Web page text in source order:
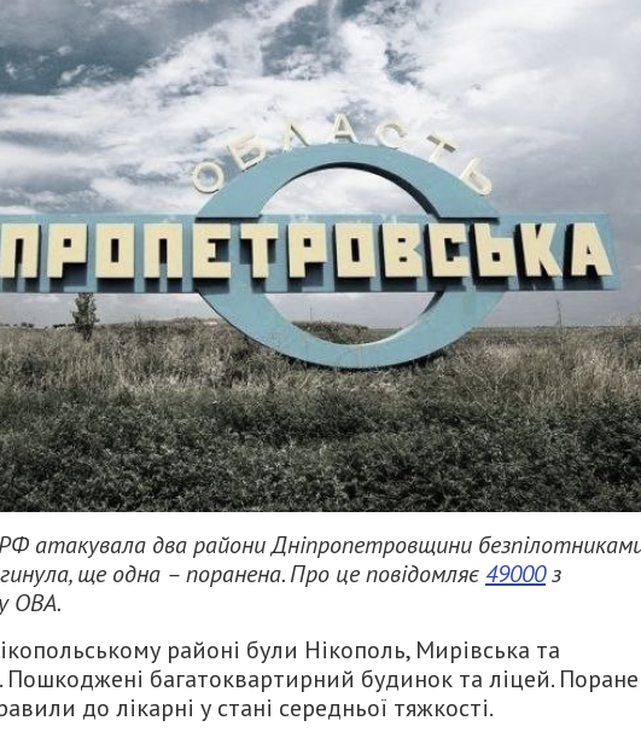
атакувала два райони Дніпропетровщини
ще одна – поранена. Про це повідомляє49000з
ОВА.
районі були Нікополь, Мирівська та
Пошкоджені багатоквартирний будинок та ліцей.
до лікарні у стані середньої тяжкості.